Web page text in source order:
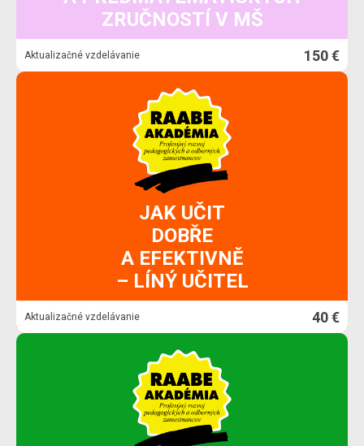
ZRUČNOSTÍ V MŠ
Aktualizačné vzdelávanie 150 €
JAK UČIT
DOBŘE
A EFEKTIVNĚ
– LÍNÝ UČITEL
Aktualizačné vzdelávanie 40 €